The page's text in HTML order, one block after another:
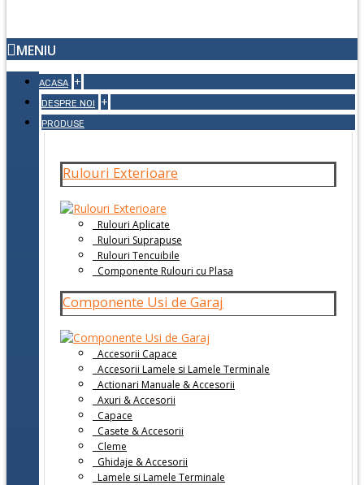
MENIU
ACASA +
DESPRE NOI +
PRODUSE
Rulouri Exterioare
Rulouri Aplicate
Rulouri Suprapuse
Rulouri Tencuibile
Componente Rulouri cu Plasa
Componente Usi de Garaj
Accesorii Capace
Accesorii Lamele si Lamele Terminale
Actionari Manuale & Accesorii
Axuri & Accesorii
Capace
Casete & Accesorii
Cleme
Ghidaje & Accesorii
Lamele si Lamele Terminale